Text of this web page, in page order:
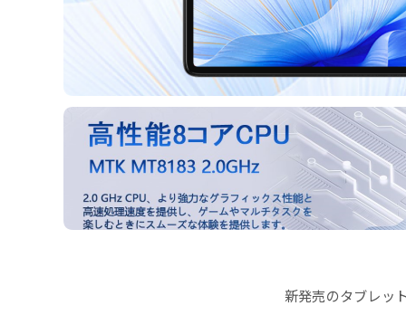
新発売のタブレッ